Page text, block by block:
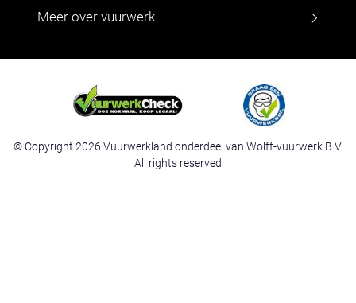
Meer over vuurwerk
© Copyright 2026 Vuurwerkland onderdeel van Wolff-vuurwerk B.V.
All rights reserved